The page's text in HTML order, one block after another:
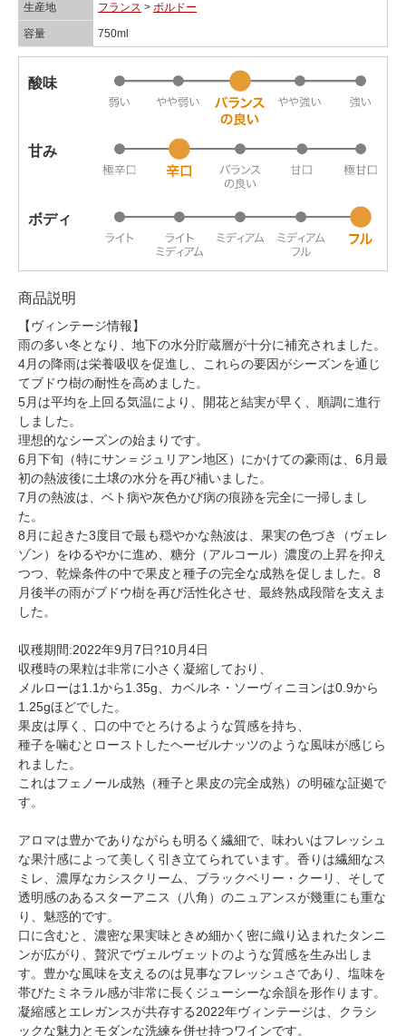
生産地 フランス > ボルドー
容量 750ml
酸味
甘み
ボディ
商品説明
【ヴィンテージ情報】
雨の多い冬となり、地下の水分貯蔵層が十分に補充されました。
4月の降雨は栄養吸収を促進し、これらの要因がシーズンを通じ
てブドウ樹の耐性を高めました。
5月は平均を上回る気温により、開花と結実が早く、順調に進行
しました。
理想的なシーズンの始まりです。
6月下旬（特にサン＝ジュリアン地区）にかけての豪雨は、6月最
初の熱波後に土壌の水分を再び補いました。
7月の熱波は、ベト病や灰色かび病の痕跡を完全に一掃しまし
た。
8月に起きた3度目で最も穏やかな熱波は、果実の色づき（ヴェレ
ゾン）をゆるやかに進め、糖分（アルコール）濃度の上昇を抑え
つつ、乾燥条件の中で果皮と種子の完全な成熟を促しました。8
月後半の雨がブドウ樹を再び活性化させ、最終熟成段階を支えま
した。
収穫期間:2022年9月7日?10月4日
収穫時の果粒は非常に小さく凝縮しており、
メルローは1.1から1.35g、カベルネ・ソーヴィニヨンは0.9から
1.25gほどでした。
果皮は厚く、口の中でとろけるような質感を持ち、
種子を噛むとローストしたヘーゼルナッツのような風味が感じら
れました。
これはフェノール成熟（種子と果皮の完全成熟）の明確な証拠で
す。
アロマは豊かでありながらも明るく繊細で、味わいはフレッシュ
な果汁感によって美しく引き立てられています。香りは繊細なス
ミレ、濃厚なカシスクリーム、ブラックベリー・クーリ、そして
透明感のあるスターアニス（八角）のニュアンスが幾重にも重な
り、魅惑的です。
口に含むと、濃密な果実味ときめ細かく密に織り込まれたタンニ
ンが広がり、贅沢でヴェルヴェットのような質感を生み出しま
す。豊かな風味を支えるのは見事なフレッシュさであり、塩味を
帯びたミネラル感が非常に長くジューシーな余韻を形作ります。
凝縮感とエレガンスが共存する2022年ヴィンテージは、クラシ
ックな魅力とモダンな洗練を併せ持つワインです。